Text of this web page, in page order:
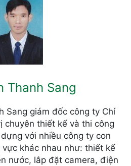
Thanh Sang
Sang giám đốc công ty Chí
chuyên thiết kế và thi công
với nhiều công ty con
khác nhau như: thiết kế
nước, lắp đặt camera, điện